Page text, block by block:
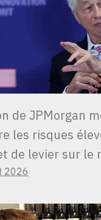
de JPMorgan
les risques
de levier sur le
2026